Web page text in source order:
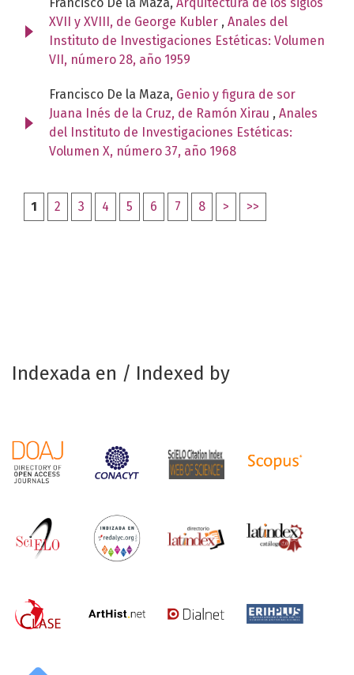
XVII y XVIII, de George Kubler , Anales del
Instituto de Investigaciones Estéticas: Volumen
VII, número 28, año 1959
Francisco De la Maza, Genio y figura de sor
Juana Inés de la Cruz, de Ramón Xirau , Anales
del Instituto de Investigaciones Estéticas:
Volumen X, número 37, año 1968
1 2 3 4 5 6 7 8 > >>
Indexada en / Indexed by